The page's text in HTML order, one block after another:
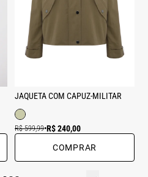
JAQUETA COM CAPUZ-MILITAR
R$ 599,99•R$ 240,00
COMPRAR